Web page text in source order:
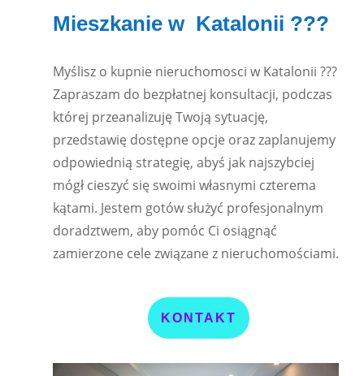
Mieszkanie w Katalonii ???
Myślisz o kupnie nieruchomosci w Katalonii ???
Zapraszam do bezpłatnej konsultacji, podczas
której przeanalizuję Twoją sytuację,
przedstawię dostępne opcje oraz zaplanujemy
odpowiednią strategię, abyś jak najszybciej
mógł cieszyć się swoimi własnymi czterema
kątami. Jestem gotów służyć profesjonalnym
doradztwem, aby pomóc Ci osiągnąć
zamierzone cele związane z nieruchomościami.
KONTAKT